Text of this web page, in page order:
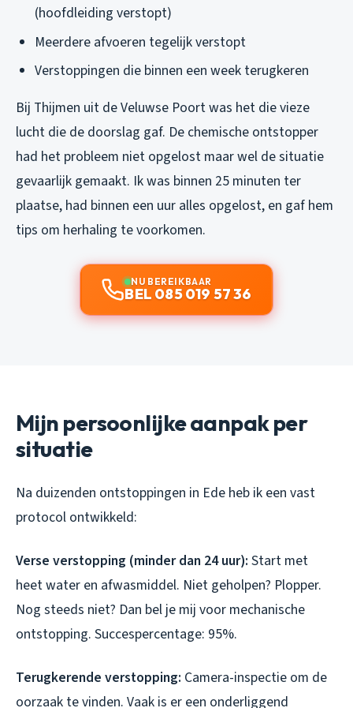
(hoofdleiding verstopt)
Meerdere afvoeren tegelijk verstopt
Verstoppingen die binnen een week terugkeren
Bij Thijmen uit de Veluwse Poort was het die vieze
lucht die de doorslag gaf. De chemische ontstopper
had het probleem niet opgelost maar wel de situatie
gevaarlijk gemaakt. Ik was binnen 25 minuten ter
plaatse, had binnen een uur alles opgelost, en gaf hem
tips om herhaling te voorkomen.
NU BEREIKBAAR
BEL 085 019 57 36
Mijn persoonlijke aanpak per
situatie
Na duizenden ontstoppingen in Ede heb ik een vast
protocol ontwikkeld:
Verse verstopping (minder dan 24 uur): Start met
heet water en afwasmiddel. Niet geholpen? Plopper.
Nog steeds niet? Dan bel je mij voor mechanische
ontstopping. Succespercentage: 95%.
Terugkerende verstopping: Camera-inspectie om de
oorzaak te vinden. Vaak is er een onderliggend